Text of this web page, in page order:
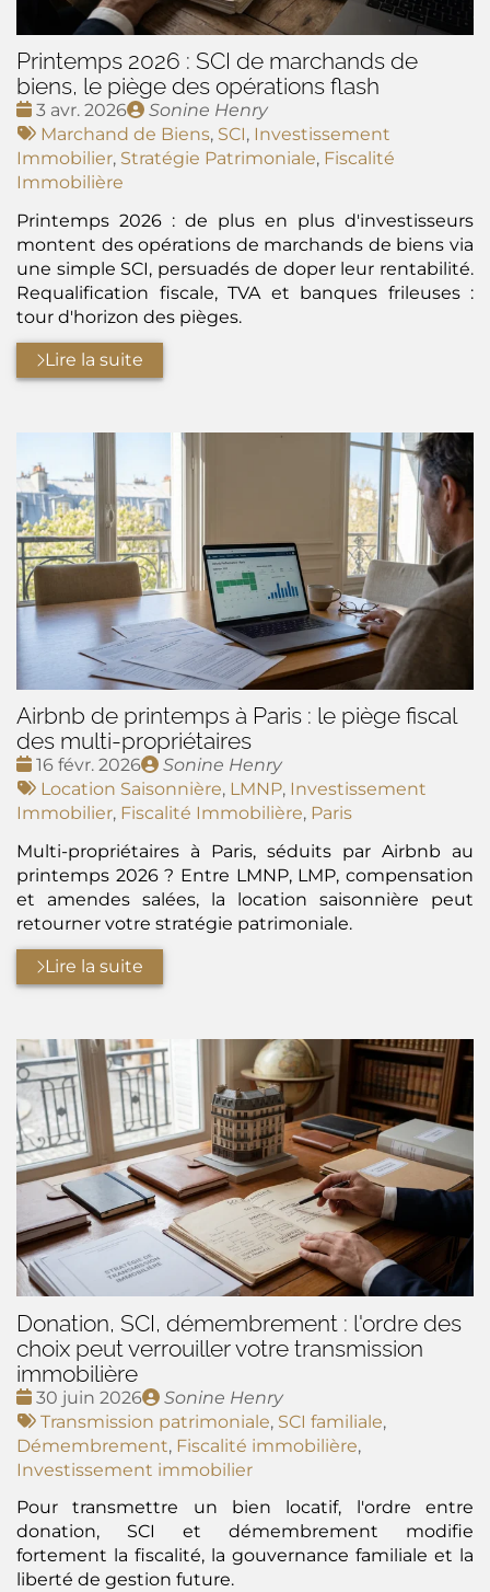
Printemps 2026 : SCI de marchands de
biens, le piège des opérations flash
Date
:
3 avr. 2026
Publié
par
Sonine Henry
Tags
:
Marchand de Biens, SCI, Investissement
Immobilier, Stratégie Patrimoniale, Fiscalité
Immobilière
Printemps 2026 : de plus en plus d'investisseurs
montent des opérations de marchands de biens via
une simple SCI, persuadés de doper leur rentabilité.
Requalification fiscale, TVA et banques frileuses :
tour d'horizon des pièges.
Lire la suite
Airbnb de printemps à Paris : le piège fiscal
des multi-propriétaires
Date
:
16 févr. 2026
Publié
par
Sonine Henry
Tags
:
Location Saisonnière, LMNP, Investissement
Immobilier, Fiscalité Immobilière, Paris
Multi-propriétaires à Paris, séduits par Airbnb au
printemps 2026 ? Entre LMNP, LMP, compensation
et amendes salées, la location saisonnière peut
retourner votre stratégie patrimoniale.
Lire la suite
Donation, SCI, démembrement : l'ordre des
choix peut verrouiller votre transmission
immobilière
Date
:
30 juin 2026
Publié
par
Sonine Henry
Tags
:
Transmission patrimoniale, SCI familiale,
Démembrement, Fiscalité immobilière,
Investissement immobilier
Pour transmettre un bien locatif, l'ordre entre
donation, SCI et démembrement modifie
fortement la fiscalité, la gouvernance familiale et la
liberté de gestion future.